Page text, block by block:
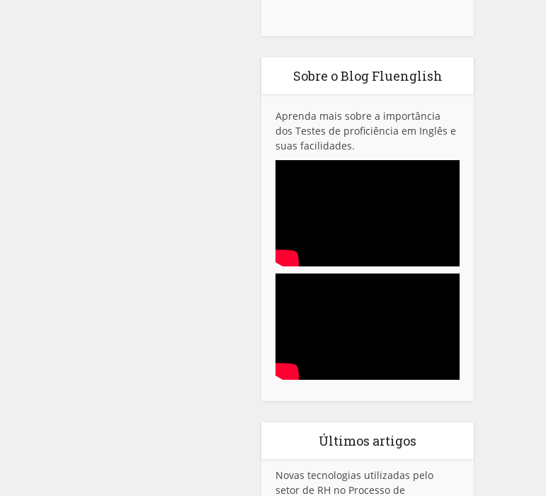
Sobre o Blog Fluenglish
Aprenda mais sobre a importância
dos Testes de proficiência em Inglês e
suas facilidades.
Últimos artigos
Novas tecnologias utilizadas pelo
setor de RH no Processo de